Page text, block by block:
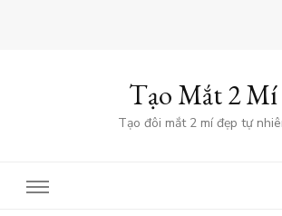
Tạo Mắt 2 Mí
Tạo đôi mắt 2 mí đẹp tự